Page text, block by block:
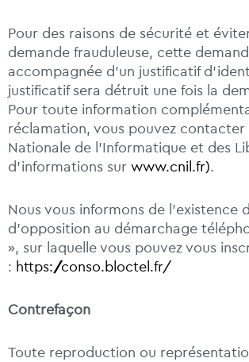
Pour des raisons de sécurité et
demande frauduleuse, cette
accompagnée d’un justificatif
justificatif sera détruit une fois la
Pour toute information
réclamation, vous pouvez contacter
Nationale de l’Informatique et des
d’informations sur www.cnil.fr).
Nous vous informons de l’existence
d’opposition au démarchage
», sur laquelle vous pouvez vous
: https://conso.bloctel.fr/
Contrefaçon
Toute reproduction ou